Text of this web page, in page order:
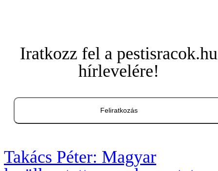
Iratkozz fel a pestisracok.hu
hírlevelére!
Feliratkozás
Takács Péter: Magyar